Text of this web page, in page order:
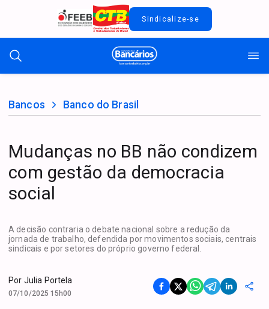
Sindicalize-se
Bancos Banco do Brasil
Mudanças no BB não condizem
com gestão da democracia
social
A decisão contraria o debate nacional sobre a redução da
jornada de trabalho, defendida por movimentos sociais, centrais
sindicais e por setores do próprio governo federal.
Por Julia Portela
07/10/2025 15h00